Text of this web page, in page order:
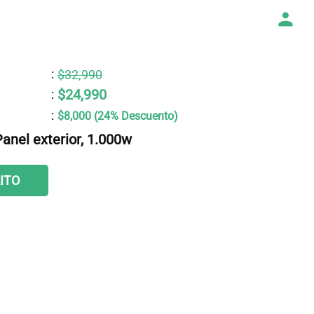
: $32,990
: $24,990
: $8,000 (24% Descuento)
exterior, 1.000w